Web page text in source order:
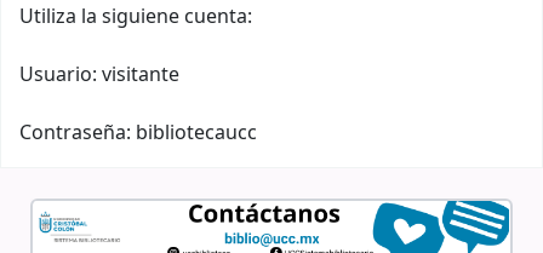
Utiliza la siguiene cuenta:
Usuario: visitante
Contraseña: bibliotecaucc